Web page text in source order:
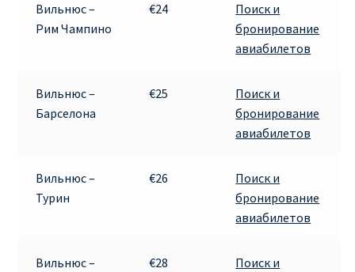
Рим
Райнэйр на русском
Вильнюс –
Рим Чампино
€24
Поиск и
бронирование
авиабилетов
Вильнюс –
Барселона
€25
Поиск и
бронирование
авиабилетов
Вильнюс –
Турин
€26
Поиск и
бронирование
авиабилетов
Вильнюс –
€28
Поиск и